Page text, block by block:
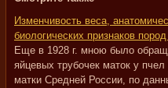
Изменчивость веса,
биологических признаков
Еще в 1928 г. мною было
яйцевых трубочек маток у
матки Средней России, по